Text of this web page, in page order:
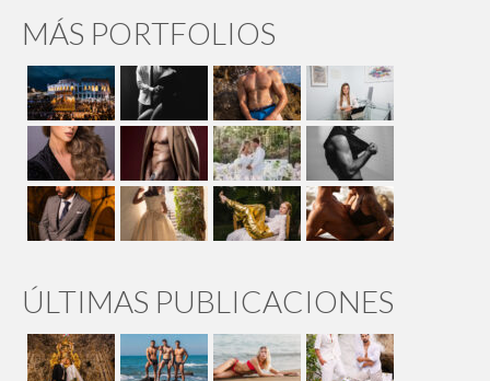
MÁS PORTFOLIOS
ÚLTIMAS PUBLICACIONES